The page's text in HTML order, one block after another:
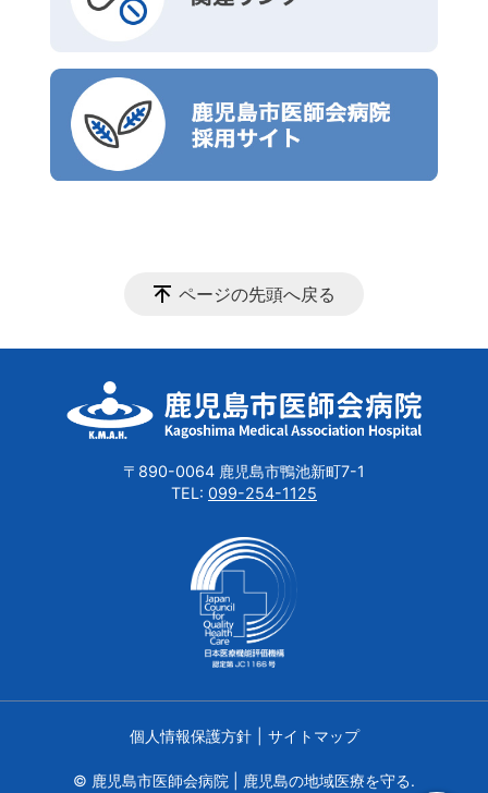
ページの先頭へ戻る
〒890-0064 鹿児島市鴨池新町7-1
TEL: 099-254-1125
個人情報保護方針 サイトマップ
© 鹿児島市医師会病院 | 鹿児島の地域医療を守る.